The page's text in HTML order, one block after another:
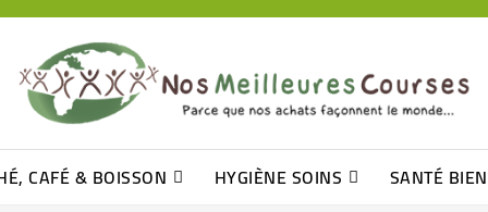
CAFÉ & BOISSON HYGIÈNE SOINS SANTÉ